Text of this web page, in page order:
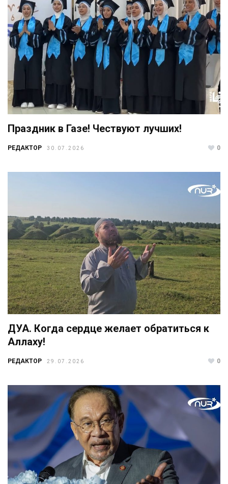
Праздник в Газе! Чествуют лучших!
РЕДАКТОР 30.07.2026 0
ДУА. Когда сердце желает обратиться к
Аллаху!
РЕДАКТОР 29.07.2026 0